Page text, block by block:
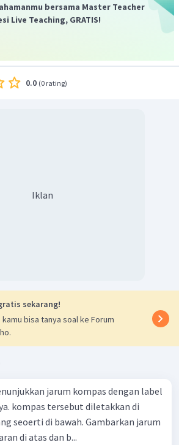
bersama Master Teacher
Live Teaching, GRATIS!
0.0 (0 rating)
Iklan
sekarang!
kamu bisa tanya soal ke Forum
jarum kompas dengan label
kompas tersebut diletakkan di
bawah. Gambarkan jarum
di atas dan b...